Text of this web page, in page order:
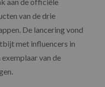
van de drie
De lancering vond
met influencers in
van de